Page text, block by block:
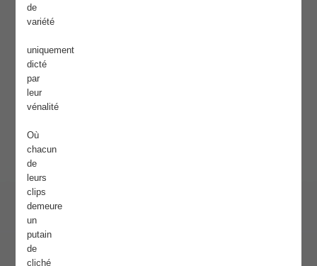
de
variété
uniquement
dicté
par
leur
vénalité
Où
chacun
de
leurs
clips
demeure
un
putain
de
cliché